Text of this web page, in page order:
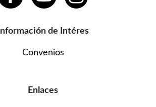
Información de Intéres
Convenios
Enlaces